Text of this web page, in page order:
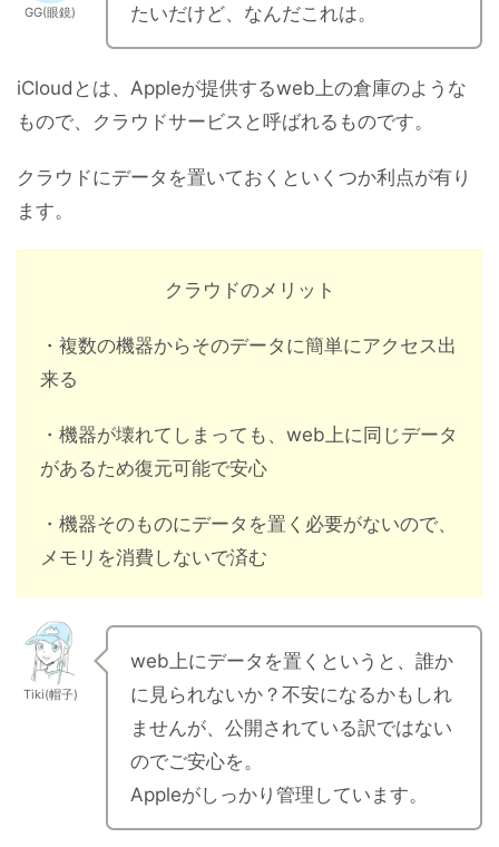
GG(眼鏡)
たいだけど、なんだこれは。
iCloudとは、Appleが提供するweb上の倉庫のような
もので、クラウドサービスと呼ばれるものです。
クラウドにデータを置いておくといくつか利点が有り
ます。
クラウドのメリット
・複数の機器からそのデータに簡単にアクセス出
来る
・機器が壊れてしまっても、web上に同じデータ
があるため復元可能で安心
・機器そのものにデータを置く必要がないので、
メモリを消費しないで済む
Tiki(帽子)
web上にデータを置くというと、誰か
に見られないか？不安になるかもしれ
ませんが、公開されている訳ではない
のでご安心を。
Appleがしっかり管理しています。